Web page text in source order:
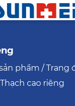
phẩm /Trang
Thạch cao riêng